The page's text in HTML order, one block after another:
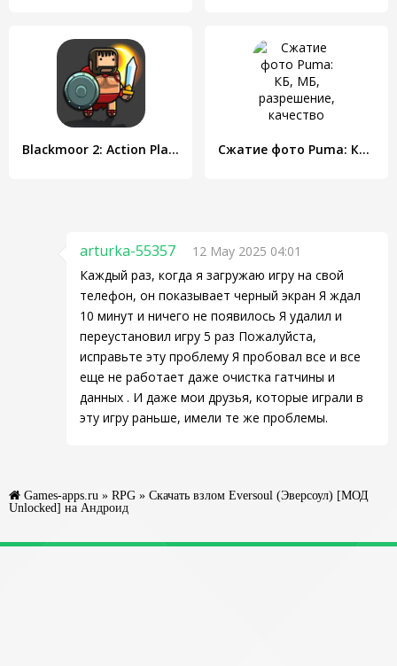
Blackmoor 2: Action Platformer Сжатие фото Puma: КБ, МБ, разрешение, качество
arturka-55357
12 May 2025 04:01
Каждый раз, когда я загружаю игру на свой
телефон, он показывает черный экран Я ждал
10 минут и ничего не появилось Я удалил и
переустановил игру 5 раз Пожалуйста,
исправьте эту проблему Я пробовал все и все
еще не работает даже очистка гатчины и
данных . И даже мои друзья, которые играли в
эту игру раньше, имели те же проблемы.
Games-apps.ru » RPG » Скачать взлом Eversoul (Эверсоул) [МОД
Unlocked] на Андроид